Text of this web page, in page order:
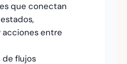
que conectan
entre
flujos